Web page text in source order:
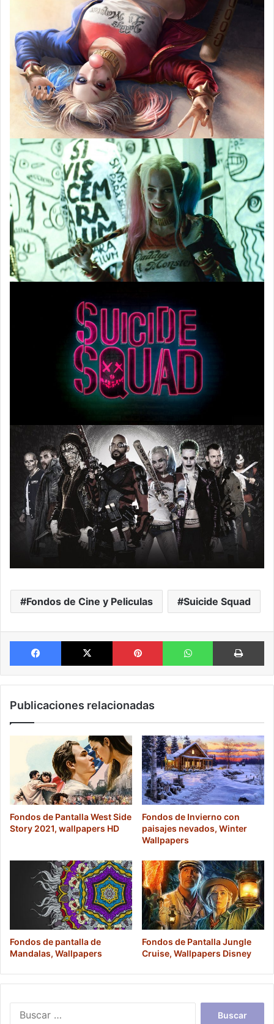
Fondos de Cine y Peliculas Suicide Squad
Facebook X Pinterest WhatsApp
Publicaciones relacionadas
Fondos de Pantalla West Side
Story 2021, wallpapers HD
Fondos de Invierno con
paisajes nevados, Winter
Wallpapers
Fondos de pantalla de
Mandalas, Wallpapers
Fondos de Pantalla Jungle
Cruise, Wallpapers Disney